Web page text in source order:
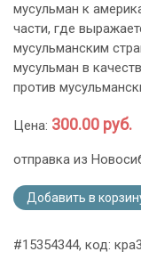
мусульман к
части, где
мусульманским
мусульман в
против
Цена: 300.00 руб.
отправка из
Добавить в
#15354344, код: